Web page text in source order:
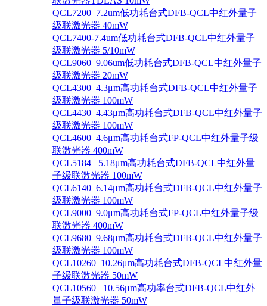
QCL7200–7.2um低功耗台式DFB-QCL中红外量子
级联激光器 40mW
QCL7400-7.4um低功耗台式DFB-QCL中红外量子
级联激光器 5/10mW
QCL9060–9.06um低功耗台式DFB-QCL中红外量子
级联激光器 20mW
QCL4300–4.3μm高功耗台式DFB-QCL中红外量子
级联激光器 100mW
QCL4430–4.43μm高功耗台式DFB-QCL中红外量子
级联激光器 100mW
QCL4600–4.6μm高功耗台式FP-QCL中红外量子级
联激光器 400mW
QCL5184 –5.18μm高功耗台式DFB-QCL中红外量
子级联激光器 100mW
QCL6140–6.14μm高功耗台式DFB-QCL中红外量子
级联激光器 100mW
QCL9000–9.0μm高功耗台式FP-QCL中红外量子级
联激光器 400mW
QCL9680–9.68μm高功耗台式DFB-QCL中红外量子
级联激光器 100mW
QCL10260–10.26μm高功耗台式DFB-QCL中红外量
子级联激光器 50mW
QCL10560 –10.56μm高功率台式DFB-QCL中红外
量子级联激光器 50mW